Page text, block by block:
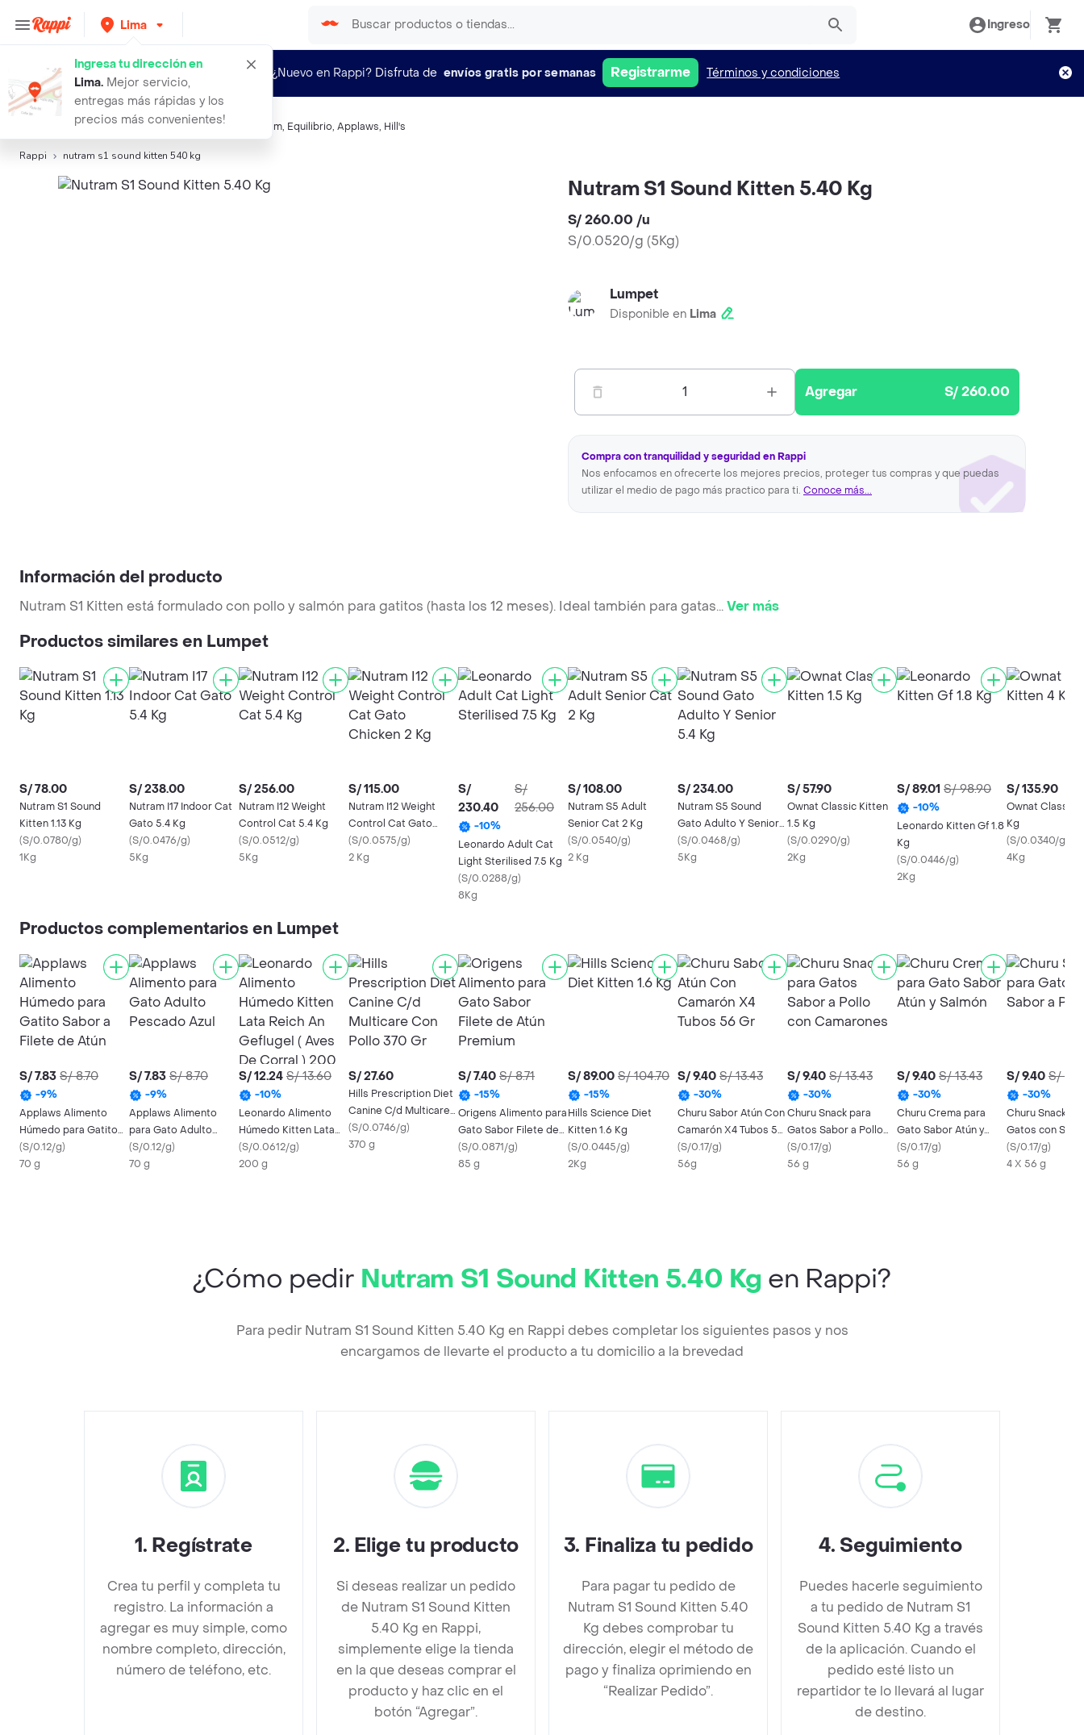
Lima
Ingresa tu dirección en
Lima. Mejor servicio,
entregas más rápidas y los
precios más convenientes!
Ingreso
¿Nuevo en Rappi? Disfruta de envíos gratis por semanas Registrarme Términos y condiciones
Búsquedas relacionadas: Alimento para gatos Nutram, Equilibrio, Applaws, Hill's
Rappi nutram s1 sound kitten 540 kg
Nutram S1 Sound Kitten 5.40 Kg
S/ 260.00 /u
S/0.0520/g (5Kg)
Lumpet
Disponible en Lima
1 Agregar S/ 260.00
Compra con tranquilidad y seguridad en Rappi
Nos enfocamos en ofrecerte los mejores precios, proteger tus compras y que puedas
utilizar el medio de pago más practico para ti. Conoce más...
Información del producto
Nutram S1 Kitten está formulado con pollo y salmón para gatitos (hasta los 12 meses). Ideal también para gatas...Ver más
Productos similares en Lumpet
S/ 78.00
Nutram S1 Sound
Kitten 1.13 Kg
(S/0.0780/g)
1Kg
S/ 238.00
Nutram I17 Indoor Cat
Gato 5.4 Kg
(S/0.0476/g)
5Kg
S/ 256.00
Nutram I12 Weight
Control Cat 5.4 Kg
(S/0.0512/g)
5Kg
S/ 115.00
Nutram I12 Weight
Control Cat Gato
Chicken 2 Kg
(S/0.0575/g)
2 Kg
S/
230.40
S/
256.00
-10%
Leonardo Adult Cat
Light Sterilised 7.5 Kg
(S/0.0288/g)
8Kg
S/ 108.00
Nutram S5 Adult
Senior Cat 2 Kg
(S/0.0540/g)
2 Kg
S/ 234.00
Nutram S5 Sound
Gato Adulto Y Senior
5.4 Kg
(S/0.0468/g)
5Kg
S/ 57.90
Ownat Classic Kitten
1.5 Kg
(S/0.0290/g)
2Kg
S/ 89.01 S/ 98.90
-10%
Leonardo Kitten Gf 1.8
Kg
(S/0.0446/g)
2Kg
S/ 135.90
Ownat Classic
Kg
(S/0.0340/g
4Kg
Productos complementarios en Lumpet
S/ 7.83 S/ 8.70
-9%
Applaws Alimento
Húmedo para Gatito
Sabor a Filete de Atún
(S/0.12/g)
70 g
S/ 7.83 S/ 8.70
-9%
Applaws Alimento
para Gato Adulto
Pescado Azul
(S/0.12/g)
70 g
S/ 12.24 S/ 13.60
-10%
Leonardo Alimento
Húmedo Kitten Lata
Reich An Geflugel (
Aves De Corral ) 200
(S/0.0612/g)
200 g
S/ 27.60
Hills Prescription Diet
Canine C/d Multicare
Con Pollo 370 Gr
(S/0.0746/g)
370 g
S/ 7.40 S/ 8.71
-15%
Origens Alimento para
Gato Sabor Filete de
Atún Premium
(S/0.0871/g)
85 g
S/ 89.00 S/ 104.70
-15%
Hills Science Diet
Kitten 1.6 Kg
(S/0.0445/g)
2Kg
S/ 9.40 S/ 13.43
-30%
Churu Sabor Atún Con
Camarón X4 Tubos 56
Gr
(S/0.17/g)
56g
S/ 9.40 S/ 13.43
-30%
Churu Snack para
Gatos Sabor a Pollo
con Camarones
(S/0.17/g)
56 g
S/ 9.40 S/ 13.43
-30%
Churu Crema para
Gato Sabor Atún y
Salmón
(S/0.17/g)
56 g
S/ 9.40 S/
-30%
Churu Snack
Gatos con
Pollo
(S/0.17/g)
4 X 56 g
¿Cómo pedir Nutram S1 Sound Kitten 5.40 Kg en Rappi?
Para pedir Nutram S1 Sound Kitten 5.40 Kg en Rappi debes completar los siguientes pasos y nos
encargamos de llevarte el producto a tu domicilio a la brevedad
1. Regístrate
Crea tu perfil y completa tu
registro. La información a
agregar es muy simple, como
nombre completo, dirección,
número de teléfono, etc.
2. Elige tu producto
Si deseas realizar un pedido
de Nutram S1 Sound Kitten
5.40 Kg en Rappi,
simplemente elige la tienda
en la que deseas comprar el
producto y haz clic en el
botón “Agregar”.
3. Finaliza tu pedido
Para pagar tu pedido de
Nutram S1 Sound Kitten 5.40
Kg debes comprobar tu
dirección, elegir el método de
pago y finaliza oprimiendo en
“Realizar Pedido”.
4. Seguimiento
Puedes hacerle seguimiento
a tu pedido de Nutram S1
Sound Kitten 5.40 Kg a través
de la aplicación. Cuando el
pedido esté listo un
repartidor te lo llevará al lugar
de destino.